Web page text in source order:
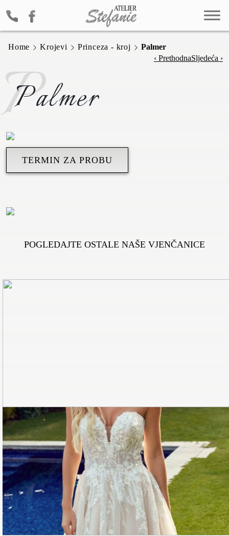
Home Krojevi Princeza - kroj
Palmer
‹ PrethodnaSljedeća ›
P
Palmer
TERMIN ZA PROBU
POGLEDAJTE OSTALE NAŠE VJENČANICE